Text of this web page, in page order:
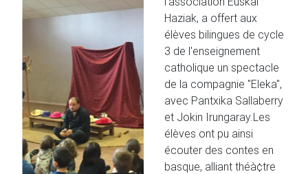
Haziak, a offert aux
élèves bilingues de cycle
3 de l'enseignement
catholique un spectacle
de la compagnie "Eleka",
avec Pantxika Sallaberry
et Jokin Irungaray.Les
élèves ont pu ainsi
écouter des contes en
basque, alliant théà¢tre